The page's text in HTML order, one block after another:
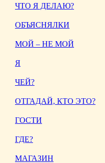
ЧТО Я ДЕЛАЮ?
ОБЪЯСНЯЛКИ
МОЙ – НЕ МОЙ
Я
ЧЕЙ?
ОТГАДАЙ, КТО ЭТО?
ГОСТИ
ГДЕ?
МАГАЗИН